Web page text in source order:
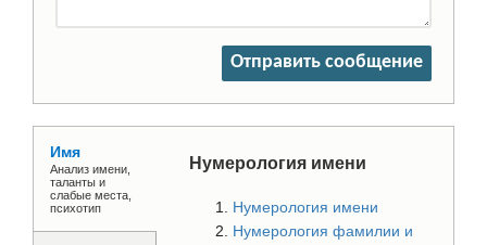
Отправить сообщение
Имя
Анализ имени,
таланты и
слабые места,
психотип
Нумерология имени
Нумерология имени
Нумерология фамилии и